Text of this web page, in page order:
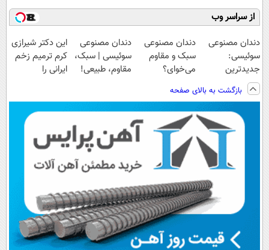
از سراسر وب
دندان مصنوعی
سوئیسی:
جدیدترین
فناوری اروپا،
سبک و مقاوم |
پرداخت قسطی
دندان مصنوعی
سبک و مقاوم
می‌خوای؟
هم داریم!😍 |
📍تهران
دندان مصنوعی
سوئیسی | سبک،
مقاوم، طبیعی!
اقساطی😍
این دکتر شیرازی
کرم ترمیم زخم
ایرانی را
بازگشت به بالای صفحه